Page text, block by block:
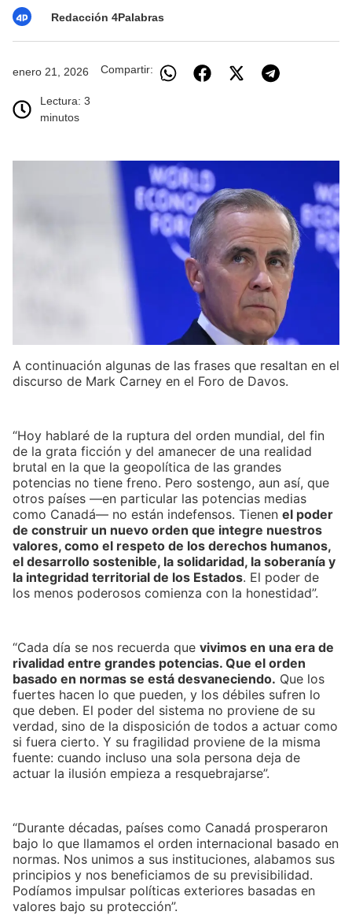
Redacción 4Palabras
enero 21, 2026
Lectura: 3
minutos
Compartir:
A continuación algunas de las frases que resaltan en el
discurso de Mark Carney en el Foro de Davos.
“Hoy hablaré de la ruptura del orden mundial, del fin
de la grata ficción y del amanecer de una realidad
brutal en la que la geopolítica de las grandes
potencias no tiene freno. Pero sostengo, aun así, que
otros países —en particular las potencias medias
como Canadá— no están indefensos. Tienen el poder
de construir un nuevo orden que integre nuestros
valores, como el respeto de los derechos humanos,
el desarrollo sostenible, la solidaridad, la soberanía y
la integridad territorial de los Estados. El poder de
los menos poderosos comienza con la honestidad”.
“Cada día se nos recuerda que vivimos en una era de
rivalidad entre grandes potencias. Que el orden
basado en normas se está desvaneciendo. Que los
fuertes hacen lo que pueden, y los débiles sufren lo
que deben. El poder del sistema no proviene de su
verdad, sino de la disposición de todos a actuar como
si fuera cierto. Y su fragilidad proviene de la misma
fuente: cuando incluso una sola persona deja de
actuar la ilusión empieza a resquebrajarse”.
“Durante décadas, países como Canadá prosperaron
bajo lo que llamamos el orden internacional basado en
normas. Nos unimos a sus instituciones, alabamos sus
principios y nos beneficiamos de su previsibilidad.
Podíamos impulsar políticas exteriores basadas en
valores bajo su protección”.